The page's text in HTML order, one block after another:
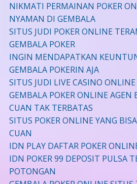
NIKMATI PERMAINAN POKER
NYAMAN DI GEMBALA
SITUS JUDI POKER ONLINE
GEMBALA POKER
INGIN MENDAPATKAN
GEMBALA POKERIN AJA
SITUS JUDI LIVE CASINO
GEMBALA POKER ONLINE AGEN
CUAN TAK TERBATAS
SITUS POKER ONLINE YANG
CUAN
IDN PLAY DAFTAR POKER
IDN POKER 99 DEPOSIT PULSA
POTONGAN